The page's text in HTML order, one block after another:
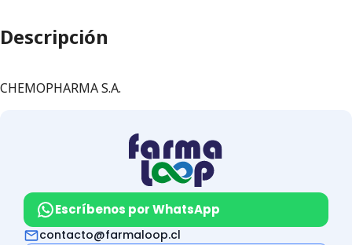
Descripción
CHEMOPHARMA S.A.
Escríbenos por WhatsApp
contacto@farmaloop.cl